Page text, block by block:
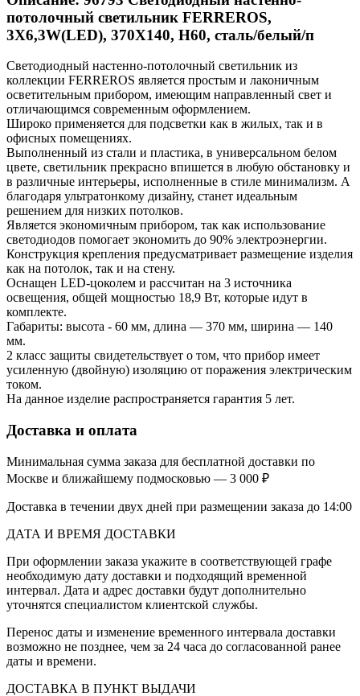
потолочный светильник FERREROS,
3X6,3W(LED), 370X140, H60, сталь/белый/п
Светодиодный настенно-потолочный светильник из
коллекции FERREROS является простым и лаконичным
осветительным прибором, имеющим направленный свет и
отличающимся современным оформлением.
Широко применяется для подсветки как в жилых, так и в
офисных помещениях.
Выполненный из стали и пластика, в универсальном белом
цвете, светильник прекрасно впишется в любую обстановку и
в различные интерьеры, исполненные в стиле минимализм. А
благодаря ультратонкому дизайну, станет идеальным
решением для низких потолков.
Является экономичным прибором, так как использование
светодиодов помогает экономить до 90% электроэнергии.
Конструкция крепления предусматривает размещение изделия
как на потолок, так и на стену.
Оснащен LED-цоколем и рассчитан на 3 источника
освещения, общей мощностью 18,9 Вт, которые идут в
комплекте.
Габариты: высота - 60 мм, длина — 370 мм, ширина — 140
мм.
2 класс защиты свидетельствует о том, что прибор имеет
усиленную (двойную) изоляцию от поражения электрическим
током.
На данное изделие распространяется гарантия 5 лет.
Доставка и оплата
Минимальная сумма заказа для бесплатной доставки по
Москве и ближайшему подмосковью — 3 000 ₽
Доставка в течении двух дней при размещении заказа до 14:00
ДАТА И ВРЕМЯ ДОСТАВКИ
При оформлении заказа укажите в соответствующей графе
необходимую дату доставки и подходящий временной
интервал. Дата и адрес доставки будут дополнительно
уточнятся специалистом клиентской службы.
Перенос даты и изменение временного интервала доставки
возможно не позднее, чем за 24 часа до согласованной ранее
даты и времени.
ДОСТАВКА В ПУНКТ ВЫДАЧИ